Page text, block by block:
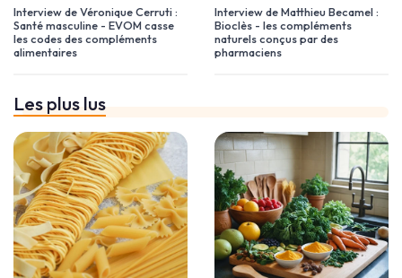
Interview de Véronique Cerruti :
Santé masculine - EVOM casse
les codes des compléments
alimentaires
Interview de Matthieu Becamel :
Bioclès - les compléments
naturels conçus par des
pharmaciens
Les plus lus